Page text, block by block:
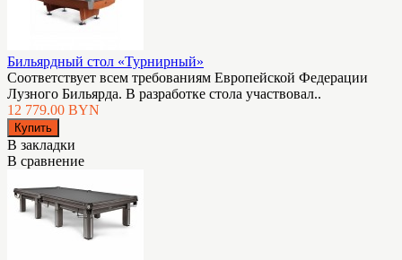
Бильярдный стол «Турнирный»
Соответствует всем требованиям Европейской Федерации
Лузного Бильярда. В разработке стола участвовал..
12 779.00 BYN
В закладки
В сравнение